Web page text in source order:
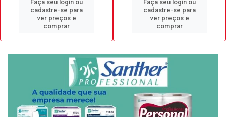
Faça seu login ou
cadastre-se para
ver preços e
comprar
Faça seu login ou
cadastre-se para
ver preços e
comprar